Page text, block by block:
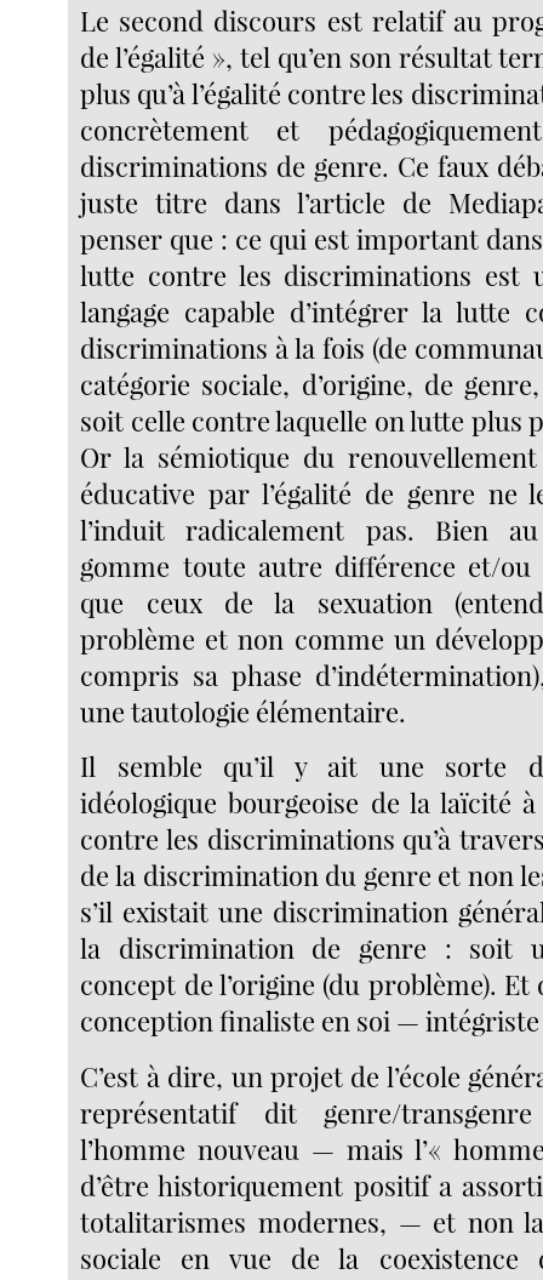
Le second discours est relatif au
de l’égalité », tel qu’en son résultat
plus qu’à l’égalité contre les
concrètement et
discriminations de genre. Ce faux
juste titre dans l’article de
penser que : ce qui est important
lutte contre les discriminations est
langage capable d’intégrer la lutte
discriminations à la fois (de
catégorie sociale, d’origine, de
soit celle contre laquelle on lutte plus
Or la sémiotique du
éducative par l’égalité de genre ne
l’induit radicalement pas. Bien
gomme toute autre différence et/ou
que ceux de la sexuation
problème et non comme un
compris sa phase
une tautologie élémentaire.
Il semble qu’il y ait une sorte
idéologique bourgeoise de la laïcité
contre les discriminations qu’à
de la discrimination du genre et non
s’il existait une discrimination
la discrimination de genre : soit
concept de l’origine (du problème).
conception finaliste en soi —
C’est à dire, un projet de l’école
représentatif dit genre/
l’homme nouveau — mais l’«
d’être historiquement positif a
totalitarismes modernes, — et non
sociale en vue de la coexistence